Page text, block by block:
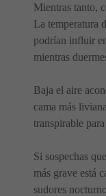
Mientras tanto,
La temperatura
podrían influir
mientras
Baja el aire
cama más
transpirable
Si sospechas
más grave está
sudores